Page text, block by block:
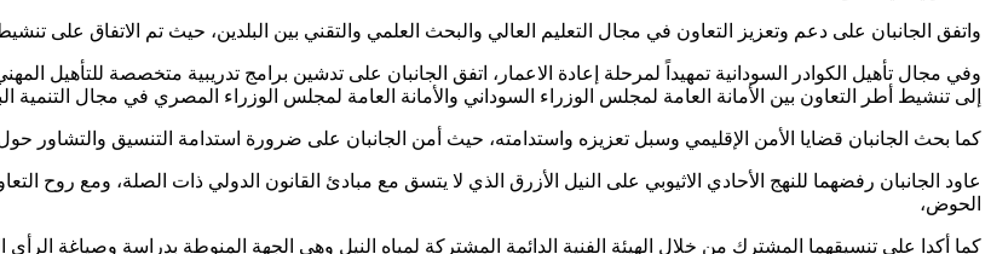
واتفق الجانبان على دعم وتعزيز التعاون في مجال التعليم العالي والبحث العلمي والتقني بين البلدين، حيث تم الاتفاق على
وفي مجال تأهيل الكوادر السودانية تمهيداً لمرحلة إعادة الاعمار، اتفق الجانبان على تدشين برامج تدريبية متخصصة للتأهيل
إلى تنشيط أطر التعاون بين الأمانة العامة لمجلس الوزراء السوداني والأمانة العامة لمجلس الوزراء المصري في مجال التنمية
كما بحث الجانبان قضايا الأمن الإقليمي وسبل تعزيزه واستدامته، حيث أمن الجانبان على ضرورة استدامة التنسيق والتشاور
عاود الجانبان رفضهما للنهج الأحادي الاثيوبي على النيل الأزرق الذي لا يتسق مع مبادئ القانون الدولي ذات الصلة، ومع روح
الحوض،
كما أكدا على تنسيقهما المشترك من خلال الهيئة الفنية الدائمة المشتركة لمياه النيل وهي الجهة المنوطة بدراسة وصياغة الرأي